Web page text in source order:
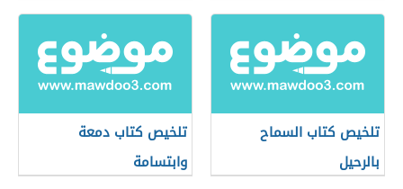
تلخيص كتاب السماح
بالرحيل
تلخيص كتاب دمعة
وابتسامة